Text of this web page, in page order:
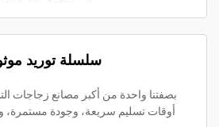
سلسلة توريد
بصفتنا واحدة من أكبر مصانع زجاجات
أوقات تسليم سريعة، وجودة مستمرة،